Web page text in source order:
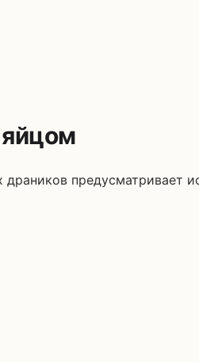
яйцом
предусматривает